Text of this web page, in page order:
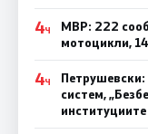
4Ч
МВР: 222
мотоцикли,
4Ч
систем,